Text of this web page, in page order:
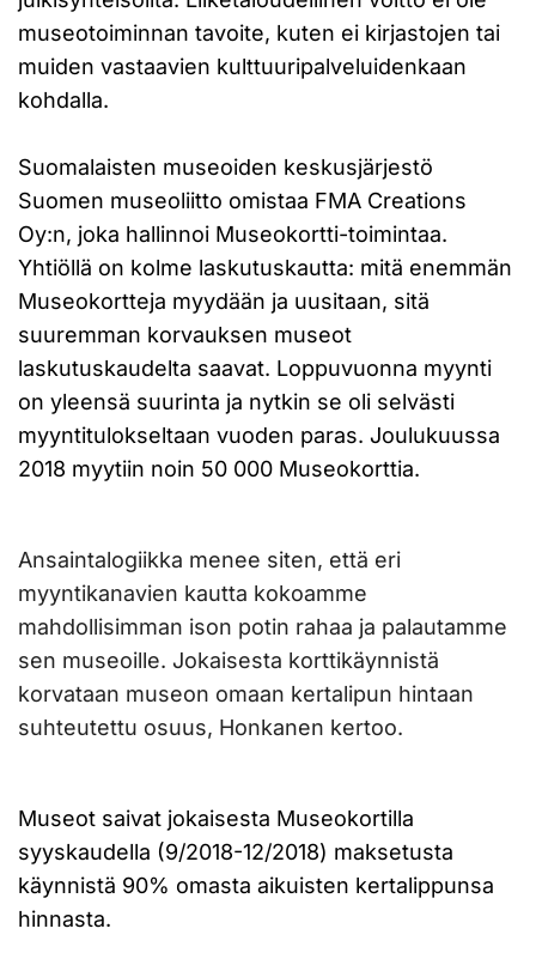
museotoiminnan tavoite, kuten ei kirjastojen tai
muiden vastaavien kulttuuripalveluidenkaan
kohdalla.
Suomalaisten museoiden keskusjärjestö
Suomen museoliitto omistaa FMA Creations
Oy:n, joka hallinnoi Museokortti-toimintaa.
Yhtiöllä on kolme laskutuskautta: mitä enemmän
Museokortteja myydään ja uusitaan, sitä
suuremman korvauksen museot
laskutuskaudelta saavat. Loppuvuonna myynti
on yleensä suurinta ja nytkin se oli selvästi
myyntitulokseltaan vuoden paras. Joulukuussa
2018 myytiin noin 50 000 Museokorttia.
Ansaintalogiikka menee siten, että eri
myyntikanavien kautta kokoamme
mahdollisimman ison potin rahaa ja palautamme
sen museoille. Jokaisesta korttikäynnistä
korvataan museon omaan kertalipun hintaan
suhteutettu osuus, Honkanen kertoo.
Museot saivat jokaisesta Museokortilla
syyskaudella (9/2018-12/2018) maksetusta
käynnistä 90% omasta aikuisten kertalippunsa
hinnasta.